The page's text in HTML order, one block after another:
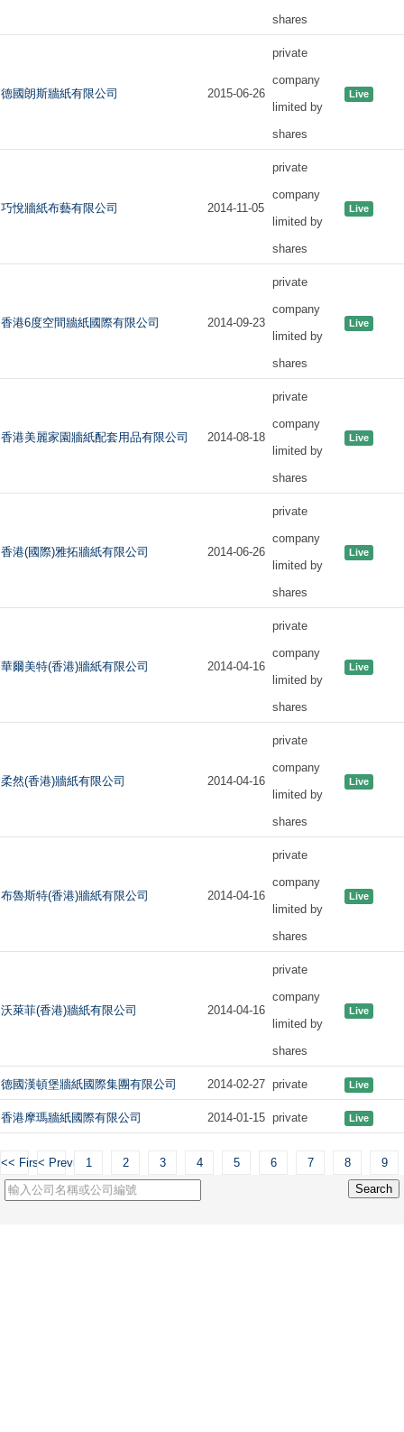
shares
德國朗斯牆紙有限公司 2015-06-26
private
company
limited by
shares
Live
巧悅牆紙布藝有限公司 2014-11-05
private
company
limited by
shares
Live
香港6度空間牆紙國際有限公司 2014-09-23
private
company
limited by
shares
Live
香港美麗家園牆紙配套用品有限公司 2014-08-18
private
company
limited by
shares
Live
香港(國際)雅拓牆紙有限公司 2014-06-26
private
company
limited by
shares
Live
華爾美特(香港)牆紙有限公司 2014-04-16
private
company
limited by
shares
Live
柔然(香港)牆紙有限公司 2014-04-16
private
company
limited by
shares
Live
布魯斯特(香港)牆紙有限公司 2014-04-16
private
company
limited by
shares
Live
沃萊菲(香港)牆紙有限公司 2014-04-16
private
company
limited by
shares
Live
德國漢頓堡牆紙國際集團有限公司 2014-02-27 private Live
香港摩瑪牆紙國際有限公司 2014-01-15 private Live
<< First< Previous1 2 3 4 5 6 7 8 9